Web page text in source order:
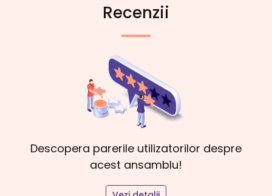
Recenzii
Descopera parerile utilizatorilor despre
acest ansamblu!